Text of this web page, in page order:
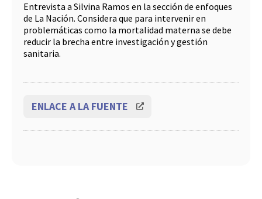
Entrevista a Silvina Ramos en la sección de enfoques
de La Nación. Considera que para intervenir en
problemáticas como la mortalidad materna se debe
reducir la brecha entre investigación y gestión
sanitaria.
ENLACE A LA FUENTE